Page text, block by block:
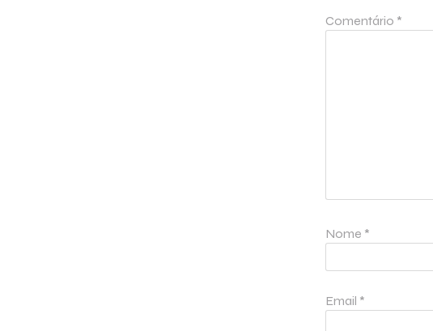
Comentário *
Nome *
Email *